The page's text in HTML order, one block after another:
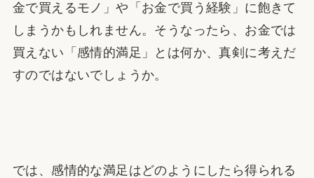
金で買えるモノ」や「お金で買う経験」に飽きて
しまうかもしれません。そうなったら、お金では
買えない「感情的満足」とは何か、真剣に考えだ
すのではないでしょうか。
では、感情的な満足はどのようにしたら得られる